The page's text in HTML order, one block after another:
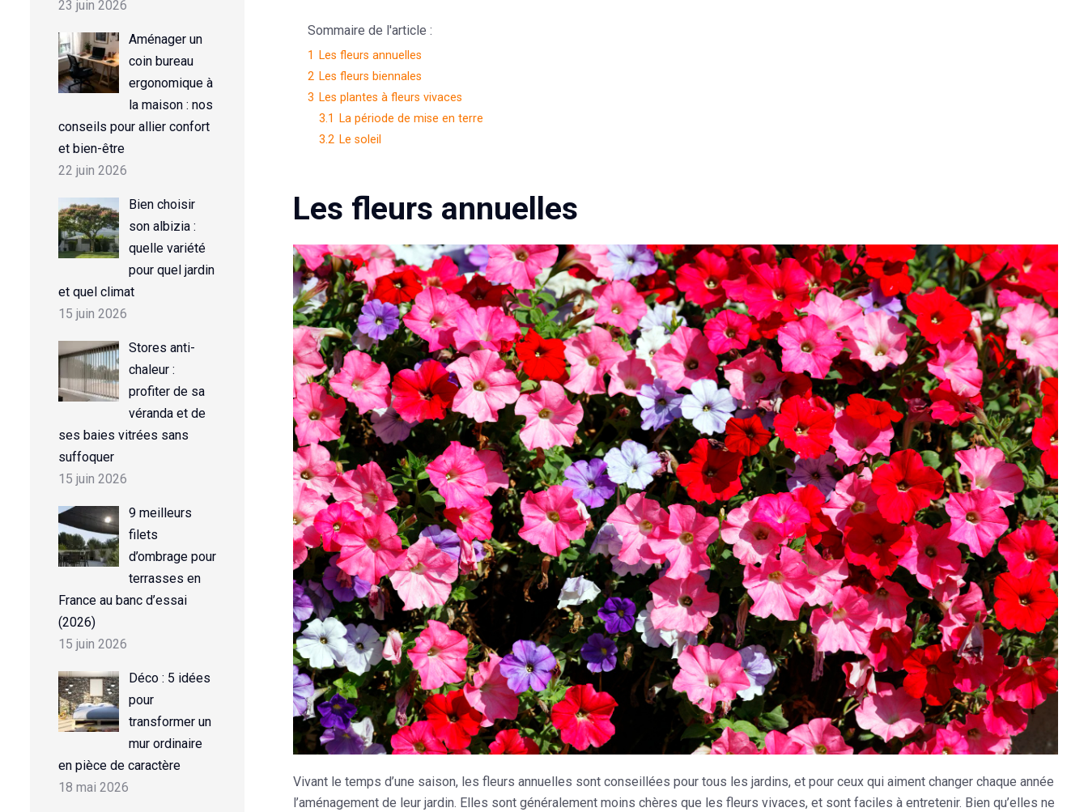
23 juin 2026
Aménager un
coin bureau
ergonomique à
la maison : nos
conseils pour allier confort
et bien-être
22 juin 2026
Bien choisir
son albizia :
quelle variété
pour quel jardin
et quel climat
15 juin 2026
Stores anti-
chaleur :
profiter de sa
véranda et de
ses baies vitrées sans
suffoquer
15 juin 2026
9 meilleurs
filets
d’ombrage pour
terrasses en
France au banc d’essai
(2026)
15 juin 2026
Déco : 5 idées
pour
transformer un
mur ordinaire
en pièce de caractère
18 mai 2026
Sommaire de l'article :
1
Les fleurs annuelles
2 Les fleurs biennales
3 Les plantes à fleurs vivaces
3.1
La période de mise en terre
3.2 Le soleil
Les fleurs annuelles
Vivant le temps d’une saison, les fleurs annuelles sont conseillées pour tous les jardins, et pour ceux qui aiment changer chaque année
l’aménagement de leur jardin. Elles sont généralement moins chères que les fleurs vivaces, et sont faciles à entretenir. Bien qu’elles ne